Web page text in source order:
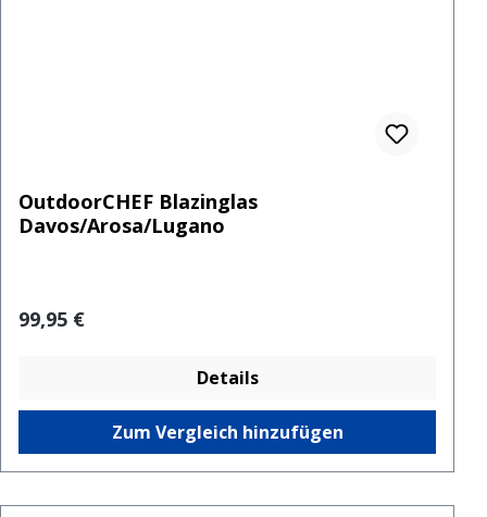
OutdoorCHEF Blazinglas
Davos/Arosa/Lugano
Regulärer Preis:
99,95 €
Details
Zum Vergleich hinzufügen